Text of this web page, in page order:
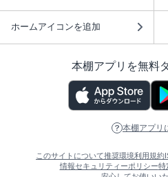
ホームアイコンを追加
本棚アプリを無料
本棚アプリ
このサイトについて推奨環境利用規約
情報セキュリティーポリシー特